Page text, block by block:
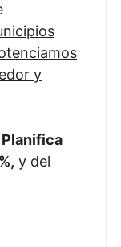
y
Planifica
y del